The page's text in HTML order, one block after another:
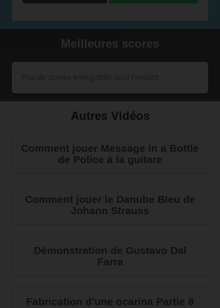
Meilleures scores
Autres Vidéos
Comment jouer Message in a Bottle
de Police à la guitare
Comment jouer le Danube Bleu de
Johann Strauss
Démonstration de Gustavo Dal
Farra
Fabrication d'une ocarina Partie 8